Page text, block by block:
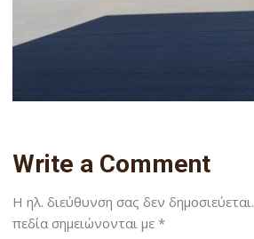
Write a Comment
Η ηλ. διεύθυνση σας δεν δημοσιεύεται.
πεδία σημειώνονται με*